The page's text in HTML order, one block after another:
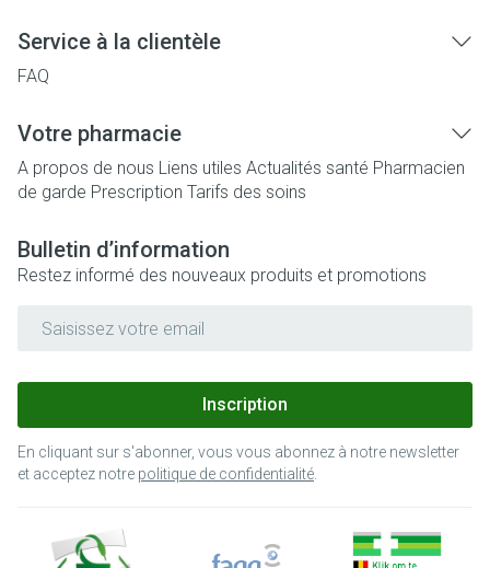
Service à la clientèle
FAQ
Votre pharmacie
A propos de nous Liens utiles Actualités santé Pharmacien
de garde Prescription Tarifs des soins
Bulletin d’information
Restez informé des nouveaux produits et promotions
Inscription
En cliquant sur s'abonner, vous vous abonnez à notre newsletter
et acceptez notre politique de confidentialité